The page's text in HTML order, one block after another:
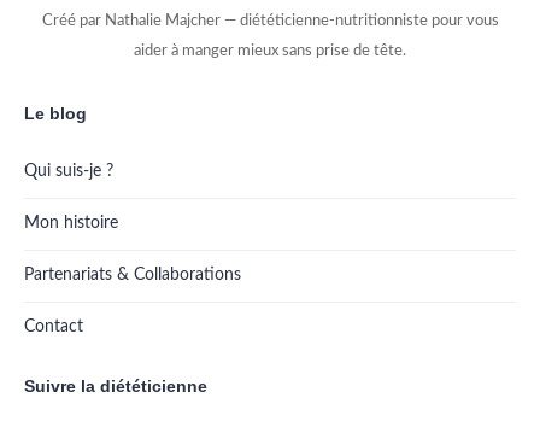
Créé par Nathalie Majcher — diététicienne-nutritionniste pour vous
aider à manger mieux sans prise de tête.
Le blog
Qui suis-je ?
Mon histoire
Partenariats & Collaborations
Contact
Suivre la diététicienne